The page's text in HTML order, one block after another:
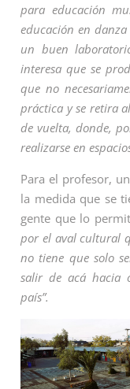
para educación
educación en
un buen
interesa que se
que no
práctica y se retira
de vuelta, donde,
realizarse en
Para el profesor,
la medida que se
gente que lo
por el aval cultural
no tiene que solo
salir de acá hacia
país”.